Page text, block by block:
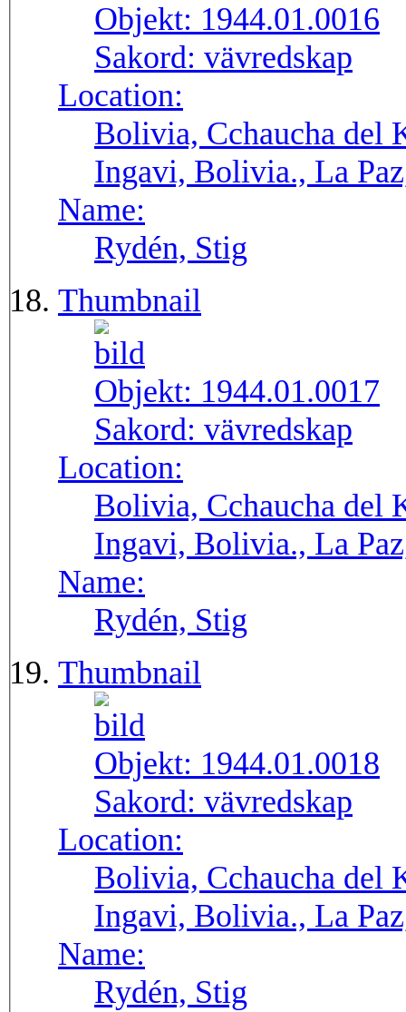
Objekt: 1944.01.0016
Sakord: vävredskap
Location:
Bolivia, Cchaucha del
Ingavi, Bolivia., La
Name:
Rydén, Stig
Thumbnail
Objekt: 1944.01.0017
Sakord: vävredskap
Location:
Bolivia, Cchaucha del
Ingavi, Bolivia., La
Name:
Rydén, Stig
Thumbnail
Objekt: 1944.01.0018
Sakord: vävredskap
Location:
Bolivia, Cchaucha del
Ingavi, Bolivia., La
Name:
Rydén, Stig